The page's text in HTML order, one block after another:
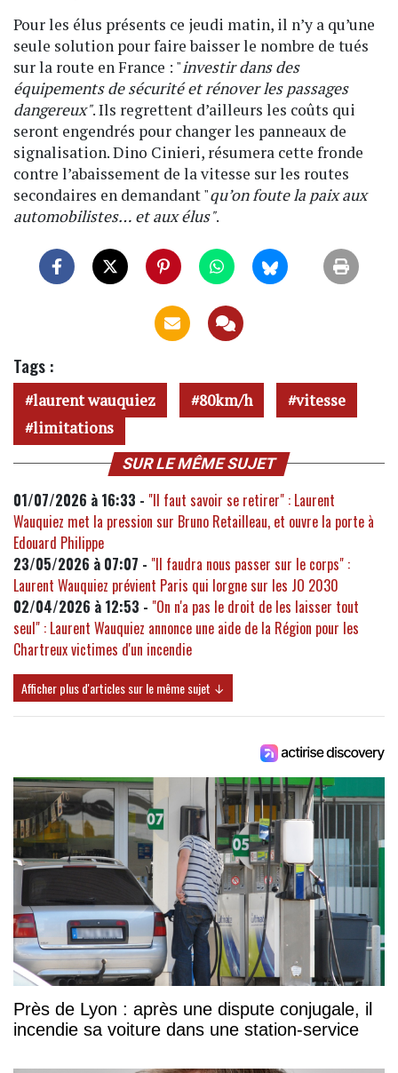
Pour les élus présents ce jeudi matin, il n’y a qu’une
seule solution pour faire baisser le nombre de tués
sur la route en France : "investir dans des
équipements de sécurité et rénover les passages
dangereux". Ils regrettent d’ailleurs les coûts qui
seront engendrés pour changer les panneaux de
signalisation. Dino Cinieri, résumera cette fronde
contre l’abaissement de la vitesse sur les routes
secondaires en demandant "qu’on foute la paix aux
automobilistes… et aux élus".
Tags :
laurent wauquiez 80km/h
vitesse
limitations
SUR LE MÊME SUJET
01/07/2026 à 16:33 - "Il faut savoir se retirer" : Laurent
Wauquiez met la pression sur Bruno Retailleau, et ouvre la porte à
Edouard Philippe
23/05/2026 à 07:07 - "Il faudra nous passer sur le corps" :
Laurent Wauquiez prévient Paris qui lorgne sur les JO 2030
02/04/2026 à 12:53 - "On n'a pas le droit de les laisser tout
seul" : Laurent Wauquiez annonce une aide de la Région pour les
Chartreux victimes d'un incendie
Afficher plus d'articles sur le même sujet ↓
Près de Lyon : après une dispute conjugale, il
incendie sa voiture dans une station-service